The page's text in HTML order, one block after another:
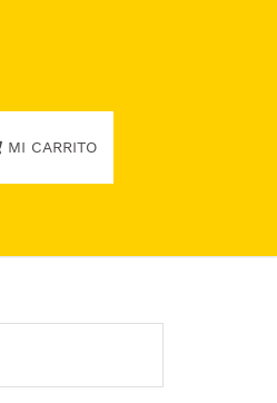
MI CARRITO